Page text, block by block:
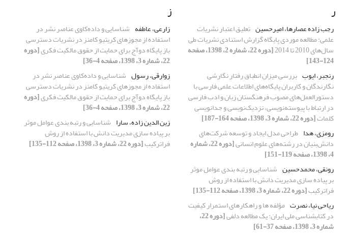
ر
رجب زاده عصارها، امیرحسین تعلیق اعتبار نشریات
علمی: مطالعه موردی پایگاه گزارش استنادی نشریات طی
سال‌های 2010 تا 2014 [دوره 22، شماره 2، 1398، صفحه
124-143]
رنجبر، ایوب بررسی میزان انطباق رفتار نگارشی
نگارندگان و کاربران پایگاه‌های اطلاعات علمی فارسی با
دستورالعمل‌های مصوب فرهنگستان زبان و ادب فارسی
در ارتباط با پیوسته‌نویسی، نزدیک‌نویسی و جدانویسی
کلمات[دوره 22، شماره 3، 1398، صفحه 164-187]
رومزی، هدا طراحی مدل ایجاد و توسعه شرکت‌های
دانش‌بنیان در رشته‌های علوم انسانی [دوره 22، شماره
4، 1398، صفحه 119-151]
رونقی، محمدحسین شناسایی و رتبه بندی عوامل موثر
بر پیاده سازی مدیریت دانش با استفاده از روش
فراترکیب[دوره 22، شماره 3، 1398، صفحه 112-135]
ریاحی نیا، نصرت مؤلفه ها و راهکارهای استمرار کیفیت
در کتابشناسی ملی ایران: یک مطالعه دلفی [دوره 22،
شماره 3، 1398، صفحه 37-61]
ز
زارعی، عاطفه شناسایی و داده‌کاوی عناصر نشر در
استفاده از مجوزهای کریتیو کامنز در نشریات دسترسی
باز پایگاه دوآج برای حمایت از حقوق مالکیت فکری[دوره
22، شماره 3، 1398، صفحه 4-36]
زوارقی، رسول شناسایی و داده‌کاوی عناصر نشر در
استفاده از مجوزهای کریتیو کامنز در نشریات دسترسی
باز پایگاه دوآج برای حمایت از حقوق مالکیت فکری[دوره
22، شماره 3، 1398، صفحه 4-36]
زین الدین زاده، سارا شناسایی و رتبه بندی عوامل موثر
بر پیاده سازی مدیریت دانش با استفاده از روش
فراترکیب[دوره 22، شماره 3، 1398، صفحه 112-135]